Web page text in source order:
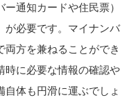
通知カードや住民票）
が必要です。マイナンバ
方を兼ねることができ
時に必要な情報の確認や
体も円滑に運ぶでしょ